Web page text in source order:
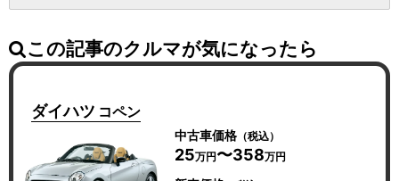
この記事のクルマが気になったら
ダイハツ コペン
中古車価格（税込）
25万円〜358万円